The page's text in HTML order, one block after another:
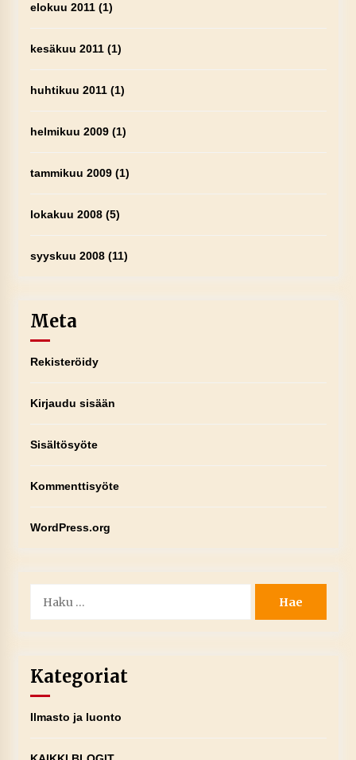
elokuu 2011(1)
kesäkuu 2011(1)
huhtikuu 2011(1)
helmikuu 2009(1)
tammikuu 2009(1)
lokakuu 2008(5)
syyskuu 2008(11)
Meta
Rekisteröidy
Kirjaudu sisään
Sisältösyöte
Kommenttisyöte
WordPress.org
Kategoriat
Ilmasto ja luonto